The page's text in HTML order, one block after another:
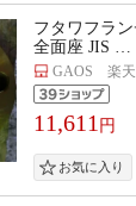
フタワフラ
全面座 JIS …
GAOS 楽天
11,611 円